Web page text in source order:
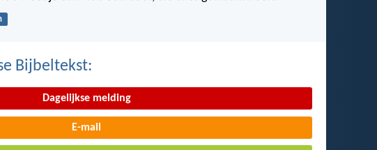
Bijbeltekst:
Dagelijkse melding
E-mail